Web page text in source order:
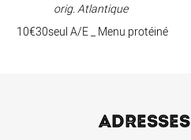
orig. Atlantique
10€30seul A/E _ Menu protéiné
ADRESSES